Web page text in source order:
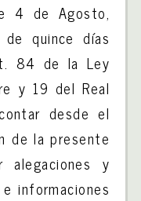
4 de Agosto,
de quince días
84 de la Ley
y 19 del Real
desde el
de la presente
alegaciones y
informaciones